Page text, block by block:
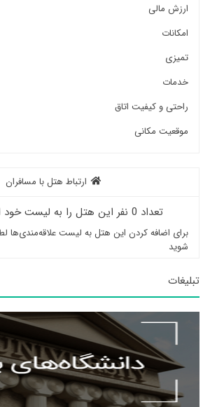
ارزش مالی
امکانات
تمیزی
خدمات
راحتی و کیفیت اتاق
موقعیت مکانی
ارتباط هتل با مسافران
تعداد 0 نفر این هتل را به لیست خود اضافه کرده‌اند
برای اضافه کردن این هتل به لیست علاقه‌مندی‌ها
شوید
تبلیغات